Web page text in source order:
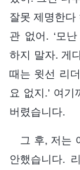
잘못 제명한
관 없어. ‘모
하지 말자. 게
때는 윗선 리
요 없지.’ 여
버렸습니다.
그 후, 저는
안했습니다.